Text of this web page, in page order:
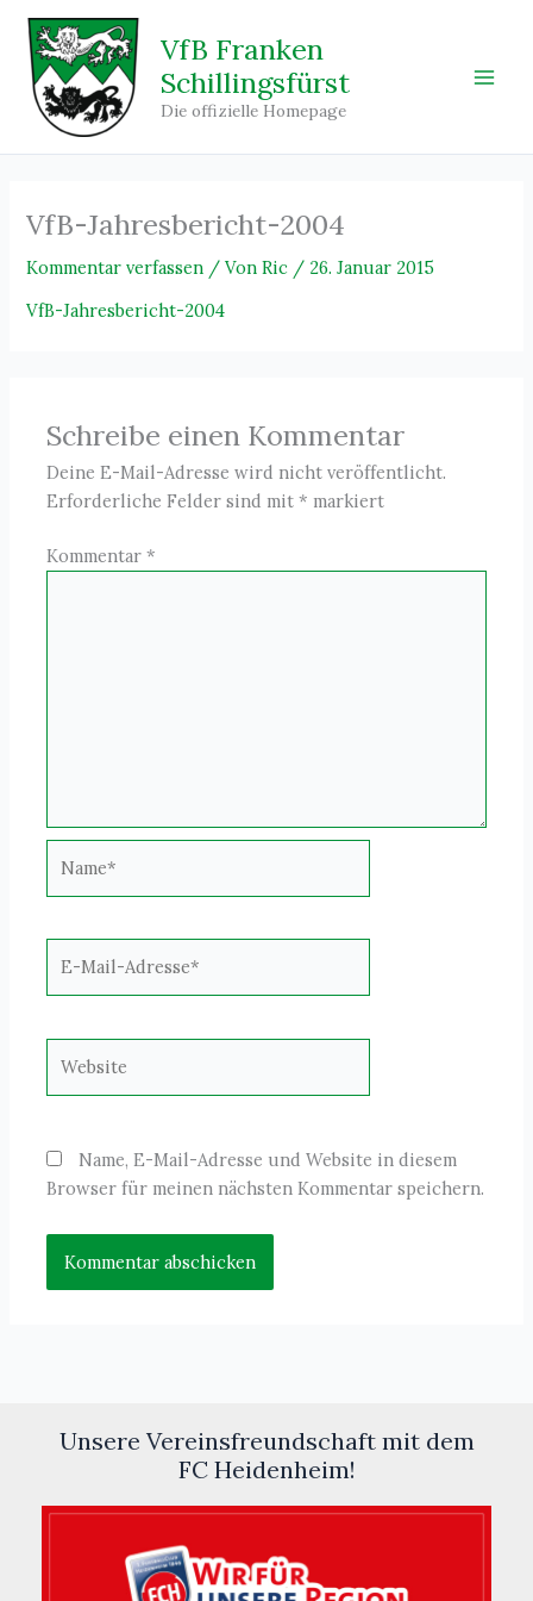
Zum
Inhalt
springen
VfB Franken
Schillingsfürst
Die offizielle Homepage
VfB-Jahresbericht-2004
Kommentar verfassen / VonRic / 26. Januar 2015
VfB-Jahresbericht-2004
Schreibe einen Kommentar
Deine E-Mail-Adresse wird nicht veröffentlicht.
Erforderliche Felder sind mit* markiert
Kommentar*
Mail-
Name, E-Mail-Adresse und Website in diesem
Browser für meinen nächsten Kommentar speichern.
Unsere Vereinsfreundschaft mit dem
FC Heidenheim!